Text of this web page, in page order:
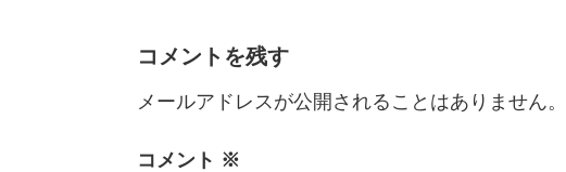
コメントを残す
メールアドレスが公開されることはありません。
コメント ※